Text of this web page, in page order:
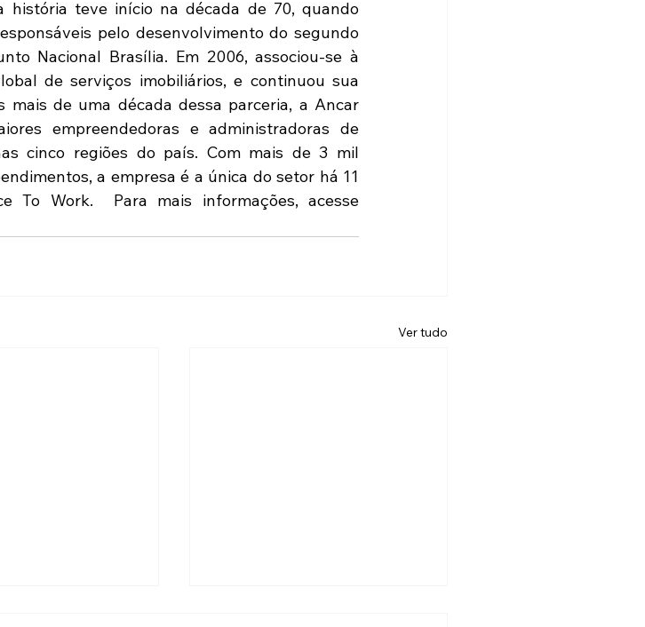
teve início na década de 70, quando
pelo desenvolvimento do segundo
Nacional Brasília. Em 2006, associou-se à
de serviços imobiliários, e continuou sua
mais de uma década dessa parceria, a Ancar
empreendedoras e administradoras de
cinco regiões do país. Com mais de 3 mil
a empresa é a única do setor há 11
To Work.  Para mais informações, acesse
Ver tudo